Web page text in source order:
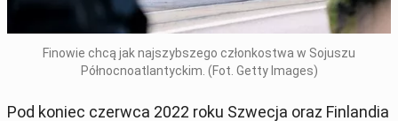
Finowie chcą jak najszybszego członkostwa w Sojuszu
Północnoatlantyckim. (Fot. Getty Images)
Pod koniec czerwca 2022 roku Szwecja oraz Finlandia